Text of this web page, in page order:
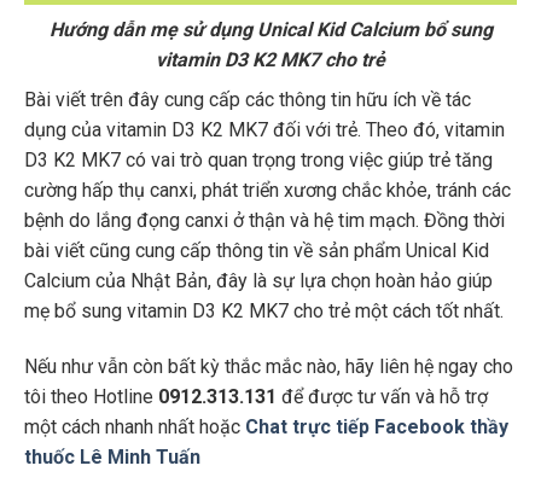
Hướng dẫn mẹ sử dụng Unical Kid Calcium bổ sung
vitamin D3 K2 MK7 cho trẻ
Bài viết trên đây cung cấp các thông tin hữu ích về tác
dụng của vitamin D3 K2 MK7 đối với trẻ. Theo đó, vitamin
D3 K2 MK7 có vai trò quan trọng trong việc giúp trẻ tăng
cường hấp thụ canxi, phát triển xương chắc khỏe, tránh các
bệnh do lắng đọng canxi ở thận và hệ tim mạch. Đồng thời
bài viết cũng cung cấp thông tin về sản phẩm Unical Kid
Calcium của Nhật Bản, đây là sự lựa chọn hoàn hảo giúp
mẹ bổ sung vitamin D3 K2 MK7 cho trẻ một cách tốt nhất.
Nếu như vẫn còn bất kỳ thắc mắc nào, hãy liên hệ ngay cho
tôi theo Hotline 0912.313.131 để được tư vấn và hỗ trợ
một cách nhanh nhất hoặc Chat trực tiếp Facebook thầy
thuốc Lê Minh Tuấn